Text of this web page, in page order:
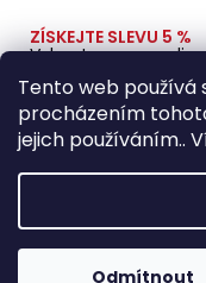
Tento web používá
procházením
jejich používáním..
Odmítnout
Copyright 2026
ZÍSKEJTE SLEVU 5 %
Vybavte se na
Zadejte svůj e-mail
slevový kód.
Zásady